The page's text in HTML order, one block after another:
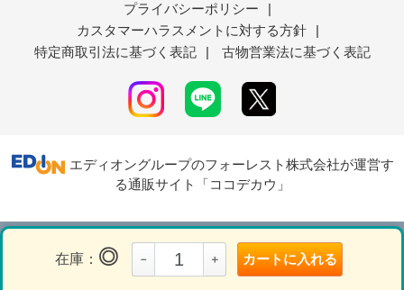
在庫： ◎ － ＋ カートに入れる
プライバシーポリシー
|
カスタマーハラスメントに対する方針
|
特定商取引法に基づく表記
| 古物営業法に基づく表記
エディオングループのフォーレスト株式会社が運営す
る通販サイト「ココデカウ」
表示モード ＰＣ スマートフォン